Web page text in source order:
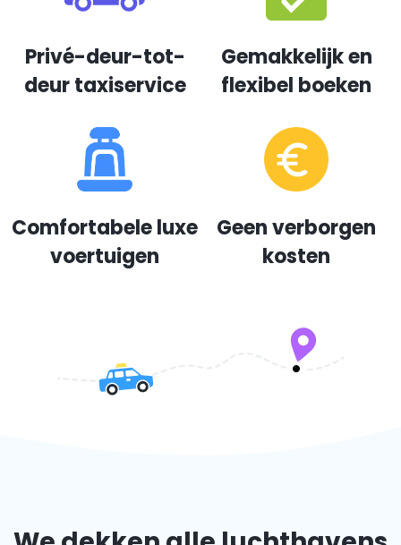
Privé-deur-tot-
deur taxiservice
Gemakkelijk en
flexibel boeken
Comfortabele luxe
voertuigen
Geen verborgen
kosten